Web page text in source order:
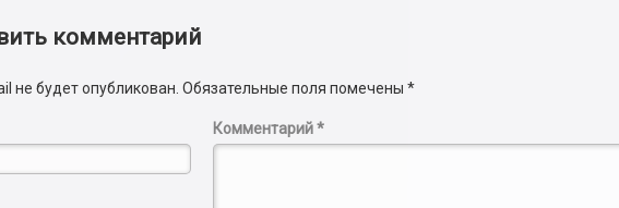
комментарий
не будет опубликован. Обязательные поля помечены*
Комментарий*